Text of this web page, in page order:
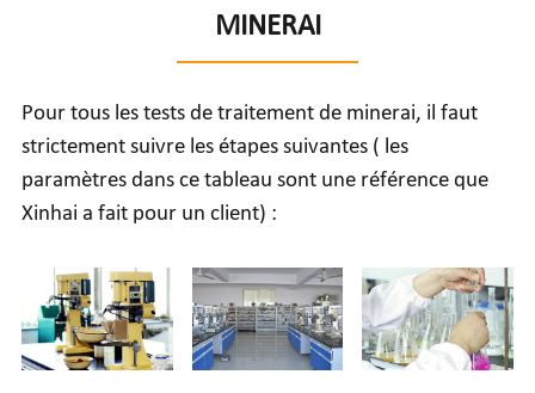
MINERAI
Pour tous les tests de traitement de minerai, il faut
strictement suivre les étapes suivantes ( les
paramètres dans ce tableau sont une référence que
Xinhai a fait pour un client) :